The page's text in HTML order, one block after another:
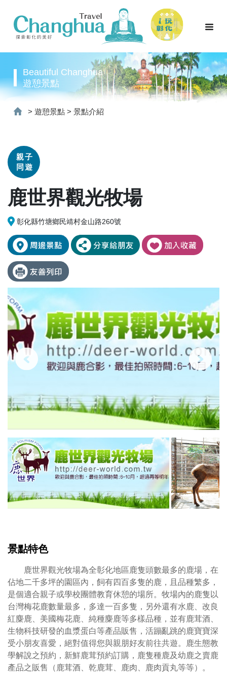
Beautiful Changhua
遊憩景點
> 遊憩景點 > 景點介紹
親子
同遊
鹿世界觀光牧場
彰化縣竹塘鄉民靖村金山路260號
景點特色
鹿世界觀光牧場為全彰化地區鹿隻頭數最多的鹿場，在
佔地二千多坪的園區內，飼有四百多隻的鹿，且品種繁多，
是個適合親子或學校團體教育休憩的場所。牧場內的鹿隻以
台灣梅花鹿數量最多，多達一百多隻，另外還有水鹿、改良
紅麋鹿、美國梅花鹿、純種麋鹿等多樣品種，並有鹿茸酒、
生物科技研發的血漿蛋白等產品販售，活蹦亂跳的鹿寶寶深
受小朋友喜愛，絕對值得您與親朋好友前往共遊。鹿生態教
學解說之預約，新鮮鹿茸預約訂購，鹿隻種鹿及幼鹿之賣鹿
產品之販售（鹿茸酒、乾鹿茸、鹿肉、鹿肉貢丸等等）。